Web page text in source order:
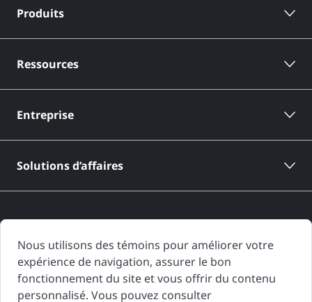
Produits
Ressources
Entreprise
Solutions d’affaires
Les rapports d'historique de véhicule de CARFAX Canada sont basés
uniquement sur l'information fournie à CARFAX Canada et disponible à
Nous utilisons des témoins pour améliorer votre
expérience de navigation, assurer le bon
fonctionnement du site et vous offrir du contenu
personnalisé. Vous pouvez consulter